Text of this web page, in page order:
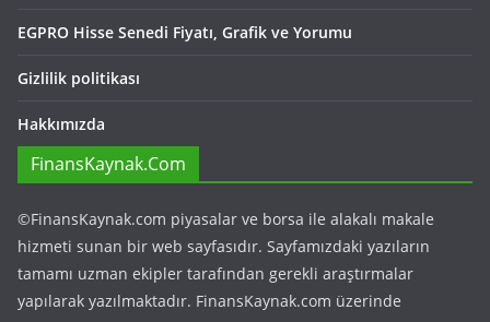
EGPRO Hisse Senedi Fiyatı, Grafik ve Yorumu
Gizlilik politikası
Hakkımızda
FinansKaynak.Com
©FinansKaynak.com piyasalar ve borsa ile alakalı makale
hizmeti sunan bir web sayfasıdır. Sayfamızdaki yazıların
tamamı uzman ekipler tarafından gerekli araştırmalar
yapılarak yazılmaktadır. FinansKaynak.com üzerinde